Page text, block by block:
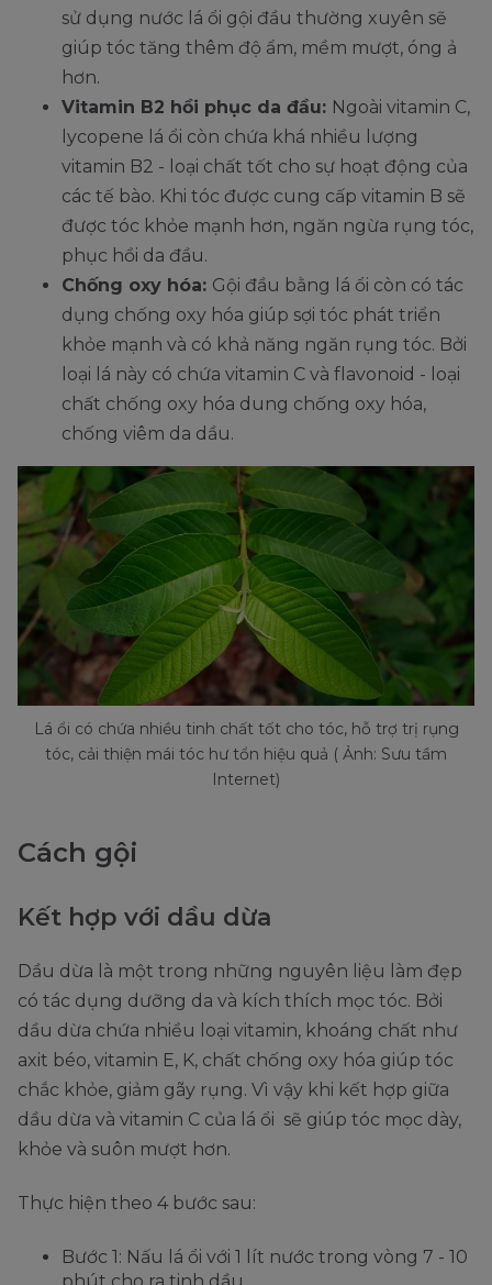
sử dụng nước lá ổi gội đầu thường xuyên sẽ
giúp tóc tăng thêm độ ẩm, mềm mượt, óng ả
hơn.
Vitamin B2 hồi phục da đầu: Ngoài vitamin C,
lycopene lá ổi còn chứa khá nhiều lượng
vitamin B2 - loại chất tốt cho sự hoạt động của
các tế bào. Khi tóc được cung cấp vitamin B sẽ
được tóc khỏe mạnh hơn, ngăn ngừa rụng tóc,
phục hồi da đầu.
Chống oxy hóa: Gội đầu bằng lá ổi còn có tác
dụng chống oxy hóa giúp sợi tóc phát triển
khỏe mạnh và có khả năng ngăn rụng tóc. Bởi
loại lá này có chứa vitamin C và flavonoid - loại
chất chống oxy hóa dung chống oxy hóa,
chống viêm da dầu.
Lá ổi có chứa nhiều tinh chất tốt cho tóc, hỗ trợ trị rụng
tóc, cải thiện mái tóc hư tổn hiệu quả ( Ảnh: Sưu tầm
Internet)
Cách gội
Kết hợp với dầu dừa
Dầu dừa là một trong những nguyên liệu làm đẹp
có tác dụng dưỡng da và kích thích mọc tóc. Bởi
dầu dừa chứa nhiều loại vitamin, khoáng chất như
axit béo, vitamin E, K, chất chống oxy hóa giúp tóc
chắc khỏe, giảm gãy rụng. Vì vậy khi kết hợp giữa
dầu dừa và vitamin C của lá ổi sẽ giúp tóc mọc dày,
khỏe và suôn mượt hơn.
Thực hiện theo 4 bước sau:
Bước 1: Nấu lá ổi với 1 lít nước trong vòng 7 - 10